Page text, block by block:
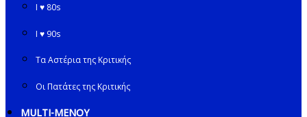
I ♥ 80s
I ♥ 90s
Τα Αστέρια της Κριτικής
Οι Πατάτες της Κριτικής
MULTI-ΜΕΝΟΥ